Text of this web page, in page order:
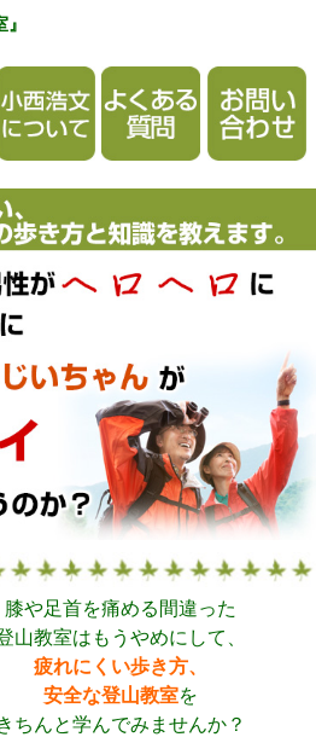
膝や足首を痛める間違った
山教室はもうやめにして、
疲れにくい歩き方、
安全な登山教室を
ちんと学んでみませんか？